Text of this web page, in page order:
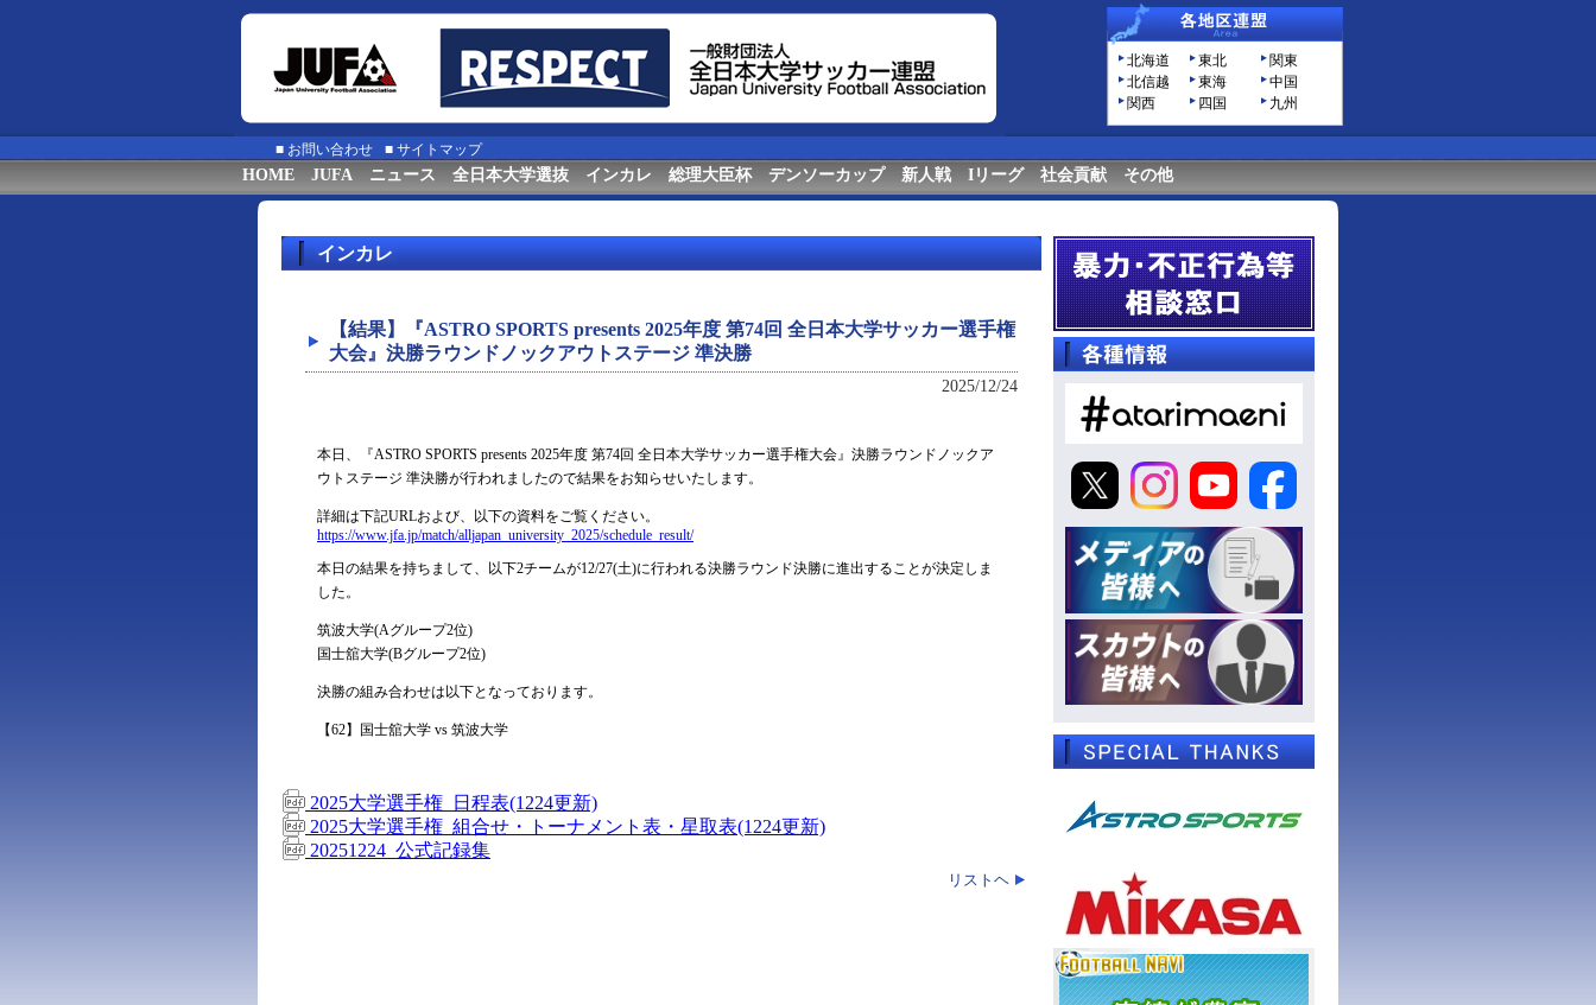
北海道 東北
関東
北信越
東海
中国
関西
四国 九州
■ お問い合わせ ■ サイトマップ
HOME JUFA ニュース 全日本大学選抜 インカレ 総理大臣杯 デンソーカップ 新人戦 Iリーグ 社会貢献 その他
インカレ
【結果】『ASTRO SPORTS presents 2025年度 第74回 全日本大学サッカー選手権
大会』決勝ラウンドノックアウトステージ 準決勝
2025/12/24
本日、『ASTRO SPORTS presents 2025年度 第74回 全日本大学サッカー選手権大会』決勝ラウンドノックア
ウトステージ 準決勝が行われましたので結果をお知らせいたします。
詳細は下記URLおよび、以下の資料をご覧ください。
https://www.jfa.jp/match/alljapan_university_2025/schedule_result/
本日の結果を持ちまして、以下2チームが12/27(土)に行われる決勝ラウンド決勝に進出することが決定しま
した。
筑波大学(Aグループ2位)
国士舘大学(Bグループ2位)
決勝の組み合わせは以下となっております。
【62】国士舘大学 vs 筑波大学
2025大学選手権_日程表(1224更新)
2025大学選手権_組合せ・トーナメント表・星取表(1224更新)
20251224_公式記録集
リストヘ